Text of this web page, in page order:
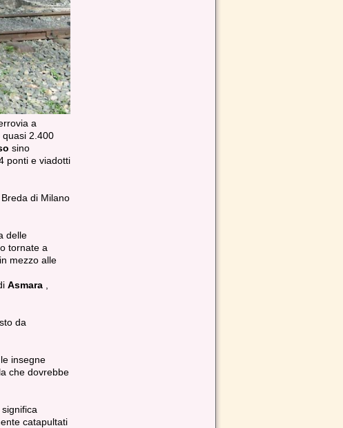
a
quasi 2.400
sino
ponti e viadotti
di Milano
delle
tornate a
mezzo alle
Asmara
da
insegne
che dovrebbe
catapultati